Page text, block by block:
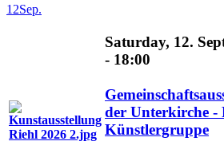
12Sep.
Saturday, 12.
- 18:00
der Unterkirche -
Künstlergruppe